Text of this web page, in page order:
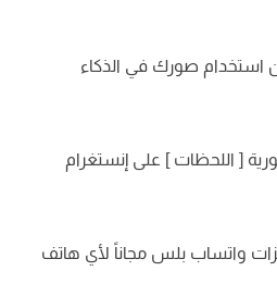
استخدام صورك في الذكاء
[ اللحظات ] على إنستغرام
واتساب بلس مجاناً لأي هاتف